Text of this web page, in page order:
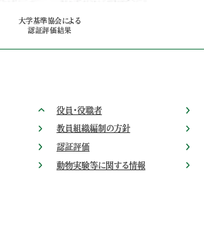
大学基準協会による
認証評価結果
役員・役職者
教員組織編制の方針
認証評価
動物実験等に関する情報